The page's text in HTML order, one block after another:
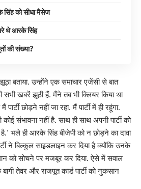
सिंह को सीधा मैसेज
थे आरके सिंह
की संख्या?
बताया. उन्होंने एक समाचार एजेंसी से बात
सभी खबरें झूठी हैं. मैंने तब भी क्लियर किया था
छोड़ने नहीं जा रहा. मैं पार्टी में ही रहूंगा.
संभावना नहीं है. साथ ही साथ अपनी पार्टी को
भले ही आरके सिंह बीजेपी को न छोड़ने का दावा
ने बिल्कुल साइ़डलाइन कर दिया है क्योंकि उनके
को सोचने पर मजबूर कर दिया. ऐसे में सवाल
तेवर और राजपूत कार्ड पार्टी को नुकसान